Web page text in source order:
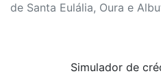
de Santa Eulália, Oura e
Simulador de